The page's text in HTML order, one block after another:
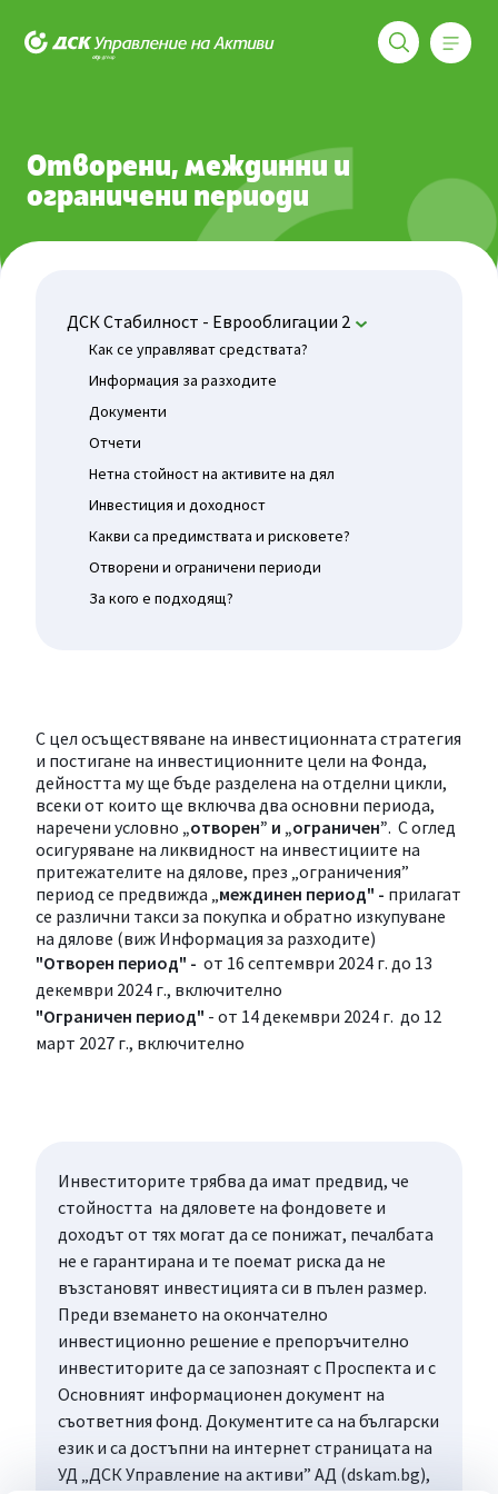
Отворени, междинни и
ограничени периоди
ДСК Стабилност - Еврооблигации 2
Как се управляват средствата?
Информация за разходите
Документи
Отчети
Нетна стойност на активите на дял
Инвестиция и доходност
Какви са предимствата и рисковете?
Отворени и ограничени периоди
За кого е подходящ?
С цел осъществяване на инвестиционната стратегия
и постигане на инвестиционните цели на Фонда,
дейността му ще бъде разделена на отделни цикли,
всеки от които ще включва два основни периода,
наречени условно „отворен” и „ограничен”. С оглед
осигуряване на ликвидност на инвестициите на
притежателите на дялове, през „ограничения”
период се предвижда „междинен период" - прилагат
се различни такси за покупка и обратно изкупуване
на дялове (виж Информация за разходите)
"Отворен период" - от 16 септември 2024 г. до 13
декември 2024 г., включително
"Ограничен период" - от 14 декември 2024 г. до 12
март 2027 г., включително
Инвеститорите трябва да имат предвид, че
стойността на дяловете на фондовете и
доходът от тях могат да се понижат, печалбата
не е гарантирана и те поемат риска да не
възстановят инвестицията си в пълен размер.
Преди вземането на окончателно
инвестиционно решение е препоръчително
инвеститорите да се запознаят с Проспекта и с
Основният информационен документ на
съответния фонд. Документите са на български
език и са достъпни на интернет страницата на
УД „ДСК Управление на активи” АД (dskam.bg),